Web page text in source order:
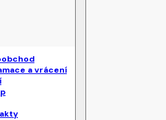
a vrácení